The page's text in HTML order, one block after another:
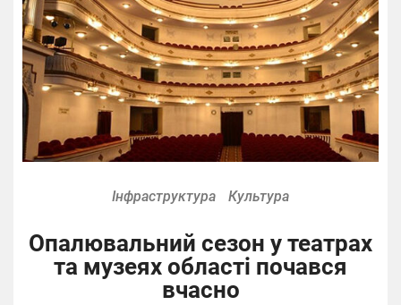
Інфраструктура Культура
Опалювальний сезон у театрах
та музеях області почався
вчасно